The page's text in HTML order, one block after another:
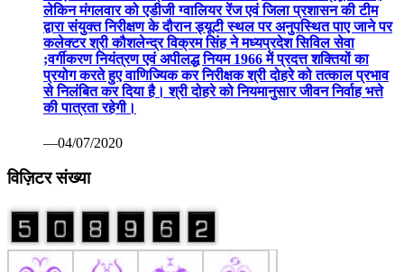
लेकिन मंगलवार को एडीजी ग्वालियर रेंज एवं जिला प्रशासन की टीम
द्वारा संयुक्त निरीक्षण के दौरान ड्यूटी स्थल पर अनुपस्थित पाए जाने पर
कलेक्टर श्री कौशलेन्द्र विक्रम सिंह ने मध्यप्रदेश सिविल सेवा
;वर्गीकरण नियंत्रण एवं अपीलद्ध नियम 1966 में प्रदत्त शक्तियों का
प्रयोग करते हुए वाणिज्यिक कर निरीक्षक श्री दोहरे को तत्काल प्रभाव
से निलंबित कर दिया है। श्री दोहरे को नियमानुसार जीवन निर्वाह भत्ते
की पात्रता रहेगी।
—04/07/2020
विज़िटर संख्या